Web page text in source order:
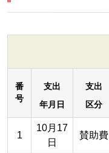
番
号
支出
年月日
支出
区分
1
10月17
日
賛助費